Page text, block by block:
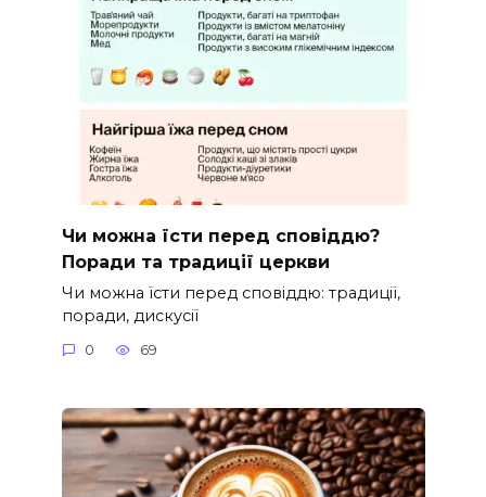
Чи можна їсти перед сповіддю?
Поради та традиції церкви
Чи можна їсти перед сповіддю: традиції,
поради, дискусії
0 69